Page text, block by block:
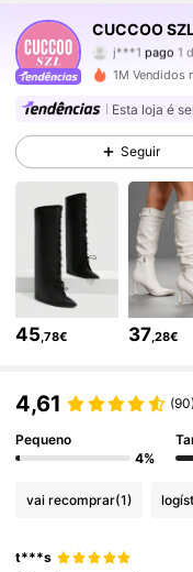
CUCCOO
4,86
899K
j***1 pago1
D***eseguiu
4,86 899K
899K
4,86 899K
4,86 899K
1M Vendidos
Esta loja é
Seguir
45 ,78€ 37 ,28€
4,61 (90)
Pequeno
4%
vai recomprar(1)
t***s